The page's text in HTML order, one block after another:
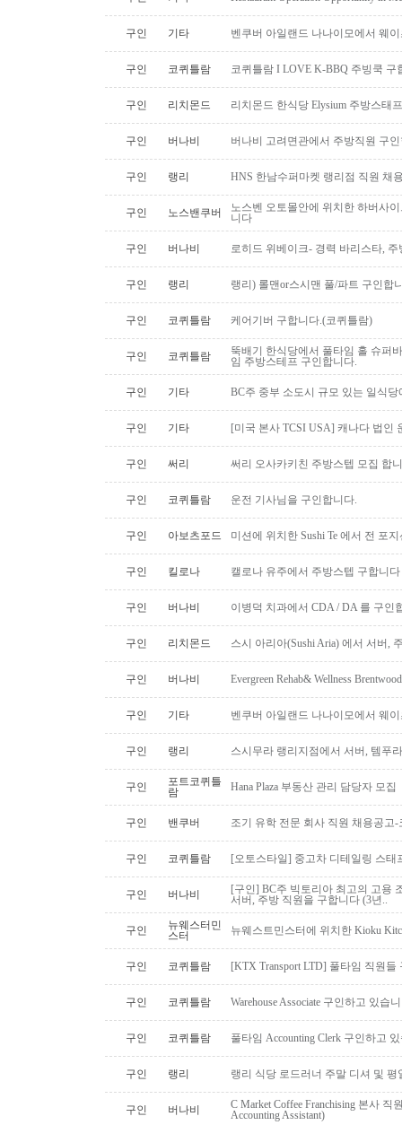
구인 기타 벤쿠버 아일랜드 나나이모에서 웨
구인 코퀴틀람 코퀴틀람 I LOVE K-BBQ 주빙쿡 구
구인 리치몬드 리치몬드 한식당 Elysium 주방스태
구인 버나비 버나비 고려면관에서 주방직원 구
구인 랭리 HNS 한남수퍼마켓 랭리점 직원 채
구인 노스밴쿠버
노스벤 오토몰안에 위치한 하버사
니다
구인 버나비 로히드 위베이크- 경력 바리스타, 주
구인 랭리 랭리) 롤맨or스시맨 풀/파트 구인합
구인 코퀴틀람 케어기버 구합니다.(코퀴틀람)
구인 코퀴틀람
뚝배기 한식당에서 풀타임 홀 슈퍼
임 주방스테프 구인합니다.
구인 기타 BC주 중부 소도시 규모 있는 일식
구인 기타 [미국 본사 TCSI USA] 캐나다 법인
구인 써리 써리 오사카키친 주방스텝 모집 합
구인 코퀴틀람 운전 기사님을 구인합니다.
구인 아보츠포드 미션에 위치한 Sushi Te 에서 전 포
구인 킬로나 캘로나 유주에서 주방스텝 구합니다
구인 버나비 이병덕 치과에서 CDA / DA 를 구인
구인 리치몬드 스시 아리아(Sushi Aria) 에서 서버,
구인 버나비 Evergreen Rehab& Wellness
구인 기타 벤쿠버 아일랜드 나나이모에서 웨
구인 랭리 스시무라 랭리지점에서 서버, 템푸
구인
포트코퀴틀
람
Hana Plaza 부동산 관리 담당자 모집
구인 밴쿠버 조기 유학 전문 회사 직원 채용공고
구인 코퀴틀람 [오토스타일] 중고차 디테일링 스태
구인 버나비
[구인] BC주 빅토리아 최고의 고용
서버, 주방 직원을 구합니다 (3년..
구인
뉴웨스터민
스터
뉴웨스트민스터에 위치한 Kioku
구인 코퀴틀람 [KTX Transport LTD] 풀타임 직원
구인 코퀴틀람 Warehouse Associate 구인하고 있습
구인 코퀴틀람 풀타임 Accounting Clerk 구인하고
구인 랭리 랭리 식당 로드러너 주말 디셔 및
구인 버나비
C Market Coffee Franchising 본사 직
Accounting Assistant)